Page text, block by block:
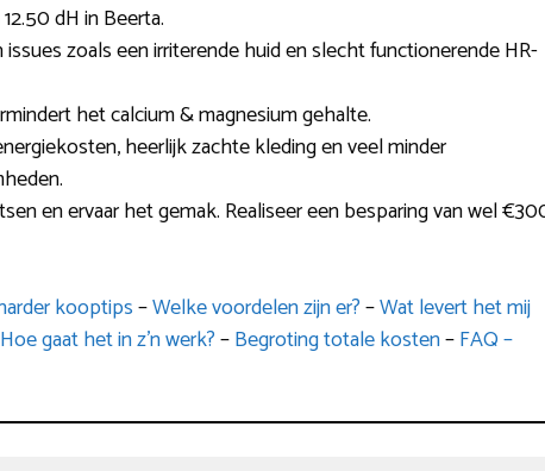
dH in Beerta.
zoals een irriterende huid en slecht functionerende HR-
het calcium & magnesium gehalte.
heerlijk zachte kleding en veel minder
en ervaar het gemak. Realiseer een besparing van wel
kooptips–Welke voordelen zijn er?–Wat levert het mij
Hoe gaat het in z’n werk?–Begroting totale kosten–FAQ –